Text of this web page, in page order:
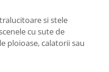
si stele
cu sute de
ploioase, calatorii sau